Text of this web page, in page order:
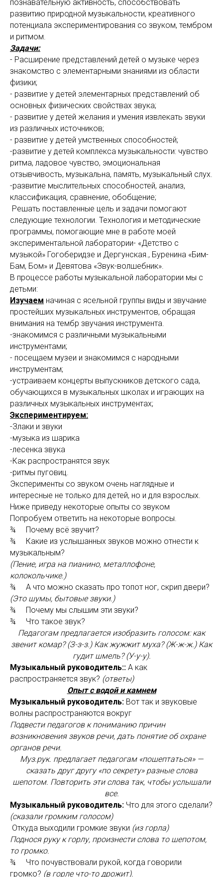
познавательную активность, способствовать
развитию природной музыкальности, креативного
потенциала экспериментирования со звуком, тембром
и ритмом.
Задачи:
- Расширение представлений детей о музыке через
знакомство с элементарными знаниями из области
физики;
- развитие у детей элементарных представлений об
основных физических свойствах звука;
- развитие у детей желания и умения извлекать звуки
из различных источников;
- развитие у детей умственных способностей;
-развитие у детей комплекса музыкальности: чувство
ритма, ладовое чувство, эмоциональная
отзывчивость, музыкальна, память, музыкальный слух.
-развитие мыслительных способностей, анализ,
классификация, сравнение, обобщение;
Решать поставленные цель и задачи помогают
следующие технологии. Технология и методические
программы, помогающие мне в работе моей
экспериментальной лаборатории- «Детство с
музыкой» Гогоберидзе и Дергунская., Буренина «Бим-
Бам, Бом» и Девятова «Звук-волшебник».
В процессе работы музыкальной лаборатории мы с
детьми:
Изучаем начиная с ясельной группы виды и звучание
простейших музыкальных инструментов, обращая
внимания на тембр звучания инструмента.
-знакомимся с различными музыкальными
инструментами;
- посещаем музеи и знакомимся с народными
инструментам;
-устраиваем концерты выпускников детского сада,
обучающихся в музыкальных школах и играющих на
различных музыкальных инструментах;
Экспериментируем:
-Злаки и звуки
-музыка из шарика
-лесенка звука
-Как распространятся звук
-ритмы пуговиц.
Эксперименты со звуком очень наглядные и
интересные не только для детей, но и для взрослых.
Ниже приведу некоторые опыты со звуком
Попробуем ответить на некоторые вопросы.
¾ Почему всё звучит?
¾ Какие из услышанных звуков можно отнести к
музыкальным?
(Пение, игра на пианино, металлофоне,
колокольчике.)
¾ А что можно сказать про топот ног, скрип двери?
(Это шумы, бытовые звуки.)
¾ Почему мы слышим эти звуки?
¾ Что такое звук?
Педагогам предлагается изобразить голосом: как
звенит комар? (З-з-з.) Как жужжит муха? (Ж-ж-ж.) Как
гудит шмель? (У-у-у).
Музыкальный руководитель:: А как
распространяется звук? (ответы)
Опыт с водой и камнем
Музыкальный руководитель: Вот так и звуковые
волны распространяются вокруг
Подвести педагогов к пониманию причин
возникновения звуков речи, дать понятие об охране
органов речи.
Муз.рук. предлагает педагогам «пошептаться» —
сказать друг другу «по секрету» разные слова
шепотом. Повторить эти слова так, чтобы услышали
все.
Музыкальный руководитель: Что для этого сделали?
(сказали громким голосом)
Откуда выходили громкие звуки (из горла)
Поднося руку к горлу, произнести слова то шепотом,
то громко.
¾ Что почувствовали рукой, когда говорили
громко? (в горле что-то дрожит).